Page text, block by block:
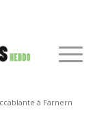
à Farnern